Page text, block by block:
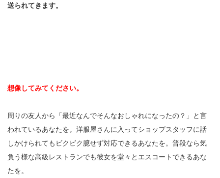
送られてきます。
想像してみてください。
周りの友人から「最近なんでそんなおしゃれになったの？」と言
われているあなたを。洋服屋さんに入ってショップスタッフに話
しかけられてもビクビク臆せず対応できるあなたを。普段なら気
負う様な高級レストランでも彼女を堂々とエスコートできるあな
たを。